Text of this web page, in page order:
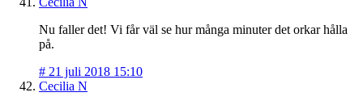
Nu faller det! Vi får väl se hur många minuter det orkar hålla
på.
# 21 juli 2018 15:10
Cecilia N